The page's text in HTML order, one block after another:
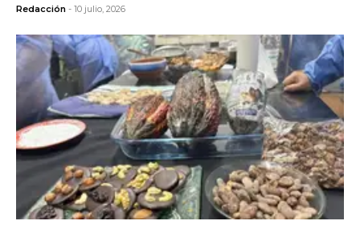
Redacción - 10 julio, 2026